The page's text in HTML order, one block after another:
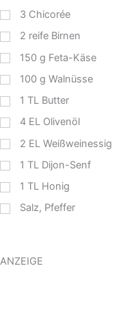
3 Chicorée
2 reife Birnen
150 g Feta-Käse
100 g Walnüsse
1 TL Butter
4 EL Olivenöl
2 EL Weißweinessig
1 TL Dijon-Senf
1 TL Honig
Salz, Pfeffer
ANZEIGE